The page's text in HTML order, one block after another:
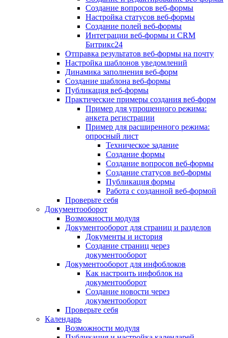
Создание вопросов веб-формы
Настройка статусов веб-формы
Создание полей веб-формы
Интеграции веб-формы и CRM
Битрикс24
Отправка результатов веб-формы на почту
Настройка шаблонов уведомлений
Динамика заполнения веб-форм
Создание шаблона веб-формы
Публикация веб-формы
Практические примеры создания веб-форм
Пример для упрощенного режима:
анкета регистрации
Пример для расширенного режима:
опросный лист
Техническое задание
Создание формы
Создание вопросов веб-формы
Создание статусов веб-формы
Публикация формы
Работа с созданной веб-формой
Проверьте себя
Документооборот
Возможности модуля
Документооборот для страниц и разделов
Документы и история
Создание страниц через
документооборот
Документооборот для инфоблоков
Как настроить инфоблок на
документооборот
Создание новости через
документооборот
Проверьте себя
Календарь
Возможности модуля